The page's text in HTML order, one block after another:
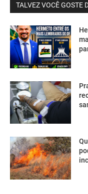
TALVEZ VOCÊ GOSTE